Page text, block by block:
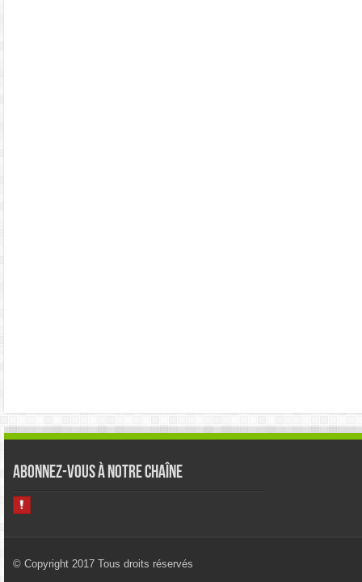
Abonnez-vous à notre chaîne
© Copyright 2017 Tous droits réservés